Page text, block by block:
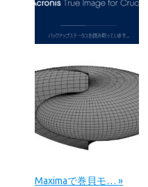
Maximaで巻貝モ… »